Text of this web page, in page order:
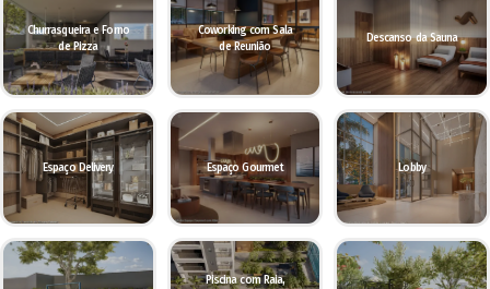
Churrasqueira e Forno
de Pizza
Coworking com Sala
de Reunião
Descanso da Sauna
Espaço Delivery Espaço Gourmet Lobby
Piscina com Raia,